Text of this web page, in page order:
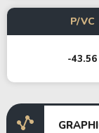
P/VC
-43.56